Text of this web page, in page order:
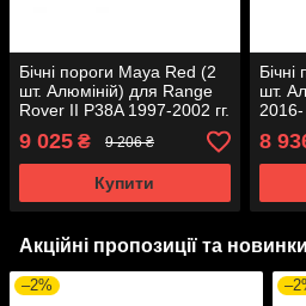
Бічні пороги Maya Red (2
шт. Алюміній) для Range
Rover II P38A 1997-2002 гг.
9 025 ₴ 9 206 ₴
Купити
шт.
8
Акційні пропозиції та новинки
–2%